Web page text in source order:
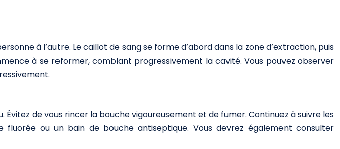
à l’autre. Le caillot de sang se forme d’abord dans la zone d’extraction, puis
à se reformer, comblant progressivement la cavité. Vous pouvez observer
de vous rincer la bouche vigoureusement et de fumer. Continuez à suivre les
ou un bain de bouche antiseptique. Vous devrez également consulter